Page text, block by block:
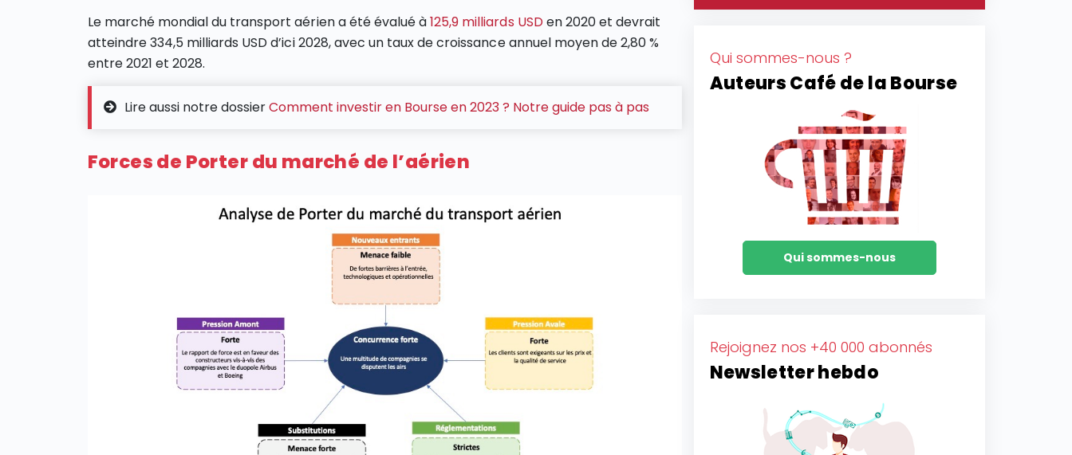
Le marché mondial du transport aérien a été évalué à125,9 milliards USDen 2020 et devrait
atteindre 334,5 milliards USD d’ici 2028, avec un taux de croissance annuel moyen de 2,80 %
entre 2021 et 2028.
Lire aussi notre dossierComment investir en Bourse en 2023 ? Notre guide pas à pas
Forces de Porter du marché de l’aérien
Qui sommes-nous ?
Auteurs Café de la Bourse
Qui sommes-nous
Rejoignez nos +40 000 abonnés
Newsletter hebdo